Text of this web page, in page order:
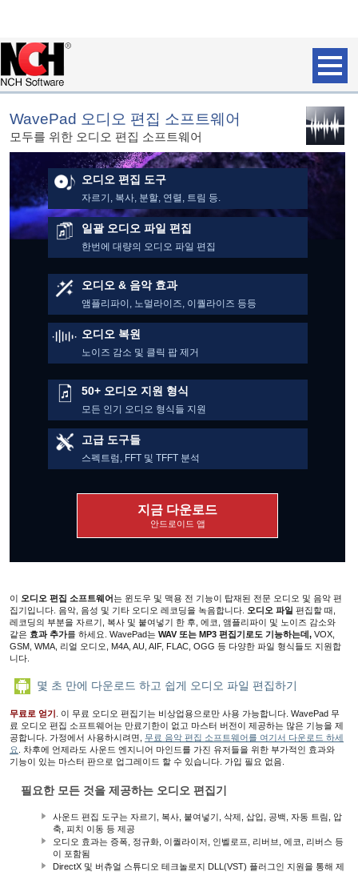
WavePad 오디오 편집 소프트웨어
모두를 위한 오디오 편집 소프트웨어
오디오 편집 도구
자르기, 복사, 분할, 연렬, 트림 등.
일괄 오디오 파일 편집
한번에 대량의 오디오 파일 편집
오디오 & 음악 효과
앰플리파이, 노멀라이즈, 이퀄라이즈 등등
오디오 복원
노이즈 감소 및 클릭 팝 제거
50+ 오디오 지원 형식
모든 인기 오디오 형식들 지원
고급 도구들
스펙트럼, FFT 및 TFFT 분석
지금 다운로드
안드로이드 앱
이 오디오 편집 소프트웨어는 윈도우 및 맥용 전 기능이 탑재된 전문 오디오 및 음악 편
집기입니다. 음악, 음성 및 기타 오디오 레코딩을 녹음합니다 오디오 파일 편집할 때
레코딩의 부분을 자르기, 복사 및 붙여넣기 한 후, 에코, 앰플리파이 및 노이즈 감소와
같은 효과 추가를 하세요. WavePad는 WAV 또는 MP3 편집기로도 기능하는데, VOX,
GSM, WMA, 리얼 오디오, M4A, AU, AIF, FLAC, OGG 등 다양한 파일 형식들도 지원합
니다.
몇 초 만에 다운로드 하고 쉽게 오디오 파일 편집하기
무료로 얻기 . 이 무료 오디오 편집기는 비상업용으로만 사용 가능합니다. WavePad 무
료 오디오 편집 소프트웨어는 만료기한이 없고 마스터 버전이 제공하는 많은 기능을 제
공합니다. 가정에서 사용하시려면, 무료 음악 편집 소프트웨어를 여기서 다운로드 하세
요 . 차후에 언제라도 사운드 엔지니어 마인드를 가진 유저들을 위한 부가적인 효과와
기능이 있는 마스터 판으로 업그레이드 할 수 있습니다. 가입 필요 없음.
필요한 모든 것을 제공하는 오디오 편집기
사운드 편집 도구는 자르기, 복사, 붙여넣기, 삭제, 삽입, 공백, 자동 트림, 압
축, 피치 이동 등 제공
오디오 효과는 증폭, 정규화, 이퀄라이저, 인벨로프, 리버브, 에코, 리버스 등
이 포함됨
DirectX 및 버츄얼 스튜디오 테크놀로지 DLL(VST) 플러그인 지원을 통해 제